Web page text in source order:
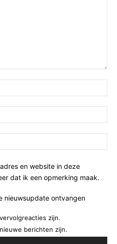
en website in deze
dat ik een opmerking maak.
nieuwsupdate ontvangen
zijn.
berichten zijn.